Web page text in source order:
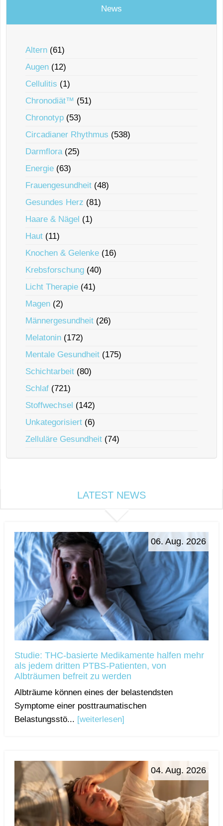
News
Altern (61)
Augen (12)
Cellulitis (1)
Chronodiät™ (51)
Chronotyp (53)
Circadianer Rhythmus (538)
Darmflora(25)
Energie (63)
Frauengesundheit (48)
Gesundes Herz (81)
Haare & Nägel (1)
Haut (11)
Knochen & Gelenke (16)
Krebsforschung (40)
Licht Therapie (41)
Magen (2)
Männergesundheit (26)
Melatonin (172)
Mentale Gesundheit (175)
Schichtarbeit (80)
Schlaf (721)
Stoffwechsel (142)
Unkategorisiert (6)
Zelluläre Gesundheit (74)
LATEST NEWS
06. Aug. 2026
Studie: THC-basierte Medikamente halfen mehr
als jedem dritten PTBS-Patienten, von
Albträumen befreit zu werden
Albträume können eines der belastendsten
Symptome einer posttraumatischen
Belastungsstö... [weiterlesen]
04. Aug. 2026